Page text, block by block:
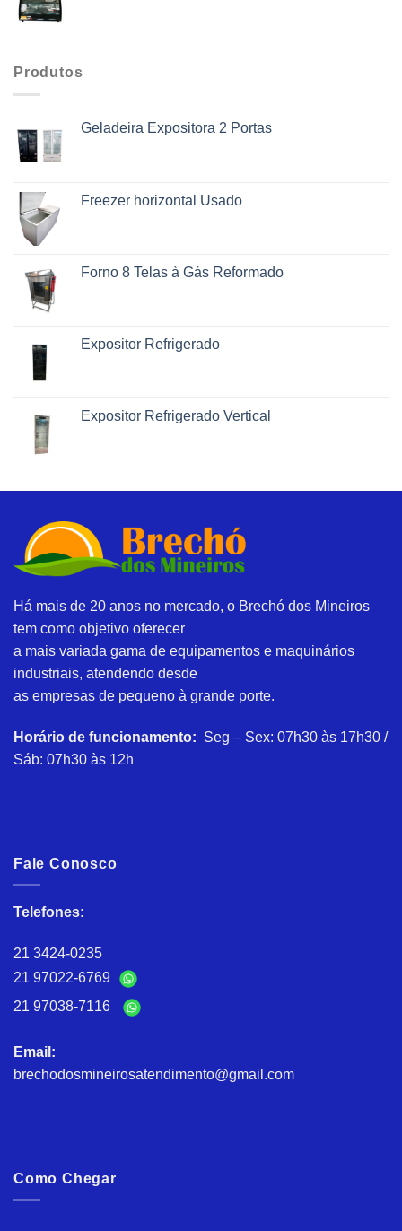
Produtos
Geladeira Expositora 2 Portas
Freezer horizontal Usado
Forno 8 Telas à Gás Reformado
Expositor Refrigerado
Expositor Refrigerado Vertical
Há mais de 20 anos no mercado, o Brechó dos Mineiros
tem como objetivo oferecer
a mais variada gama de equipamentos e maquinários
industriais, atendendo desde
as empresas de pequeno à grande porte.
Horário de funcionamento: Seg – Sex: 07h30 às 17h30 /
Sáb: 07h30 às 12h
Fale Conosco
Telefones:
21 3424-0235
21 97022-6769
21 97038-7116
Email:
brechodosmineirosatendimento@gmail.com
Como Chegar